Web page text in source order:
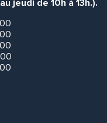
jeudi de 10h à 13h.).